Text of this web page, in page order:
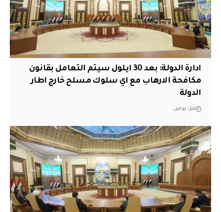
ادارة الدولة: بعد 30 ايلول سيتم التعامل بقانون
مكافحة الارهاب مع اي سلوك مسلح خارج اطار
الدولة
قبل يومين